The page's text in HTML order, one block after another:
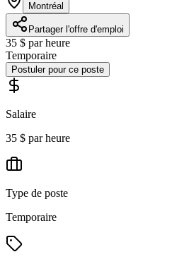
Montréal
Partager l'offre d'emploi
35 $ par heure
Temporaire
Postuler pour ce poste
Salaire
35 $ par heure
Type de poste
Temporaire